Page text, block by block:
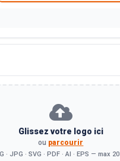
Glissez votre logo ici
ou parcourir
· JPG · SVG · PDF · AI · EPS — max